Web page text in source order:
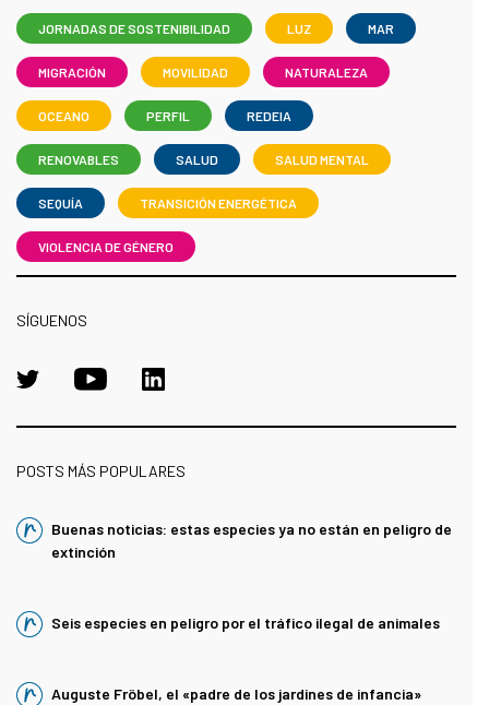
JORNADAS DE SOSTENIBILIDAD LUZ MAR
MIGRACIÓN MOVILIDAD NATURALEZA
OCEANO PERFIL REDEIA
RENOVABLES SALUD SALUD MENTAL
SEQUÍA TRANSICIÓN ENERGÉTICA
VIOLENCIA DE GÉNERO
SÍGUENOS
POSTS MÁS POPULARES
Buenas noticias: estas especies ya no están en peligro de
extinción
Seis especies en peligro por el tráfico ilegal de animales
Auguste Fröbel, el «padre de los jardines de infancia»